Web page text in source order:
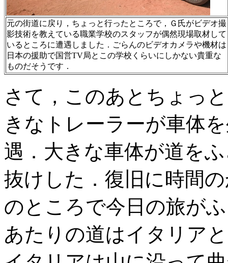
元の街道に戻り，ちょっと行ったところで，Ｇ氏がビデオ撮
影技術を教えている職業学校のスタッフが偶然現場取材して
いるところに遭遇しました．ごらんのビデオカメラや機材は
日本の援助で国営TV局とこの学校くらいにしかない貴重な
ものだそうです．
さて，このあとちょっ
きなトレーラーが車体
遇．大きな車体が道を
抜けした．復旧に時間
のところで今日の旅が
あたりの道はイタリア